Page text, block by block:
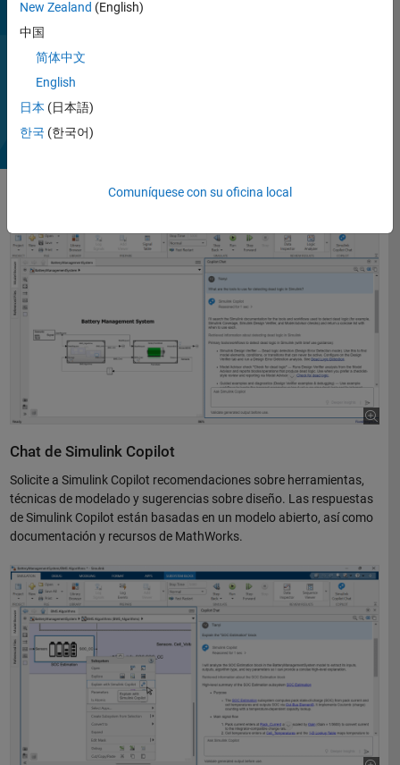
Puede chatear con Simulink Copilot para ejecutar y supervisar
tareas definidas en Process Advisor (con CI/CD Automation for
el
vídeo
Chat de Simulink Copilot
Solicite a Simulink Copilot recomendaciones sobre herramientas,
técnicas de modelado y sugerencias sobre diseño. Las respuestas
de Simulink Copilot están basadas en un modelo abierto, así como
documentación y recursos de MathWorks.
New Zealand (English)
中国
简体中文
English
日本 (日本語)
한국 (한국어)
Comuníquese con su oficina local